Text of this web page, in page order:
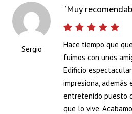
Sergio
Muy
Hace tiempo que
fuimos con unos
Edificio
impresiona,
entretenido puesto
que lo vive.